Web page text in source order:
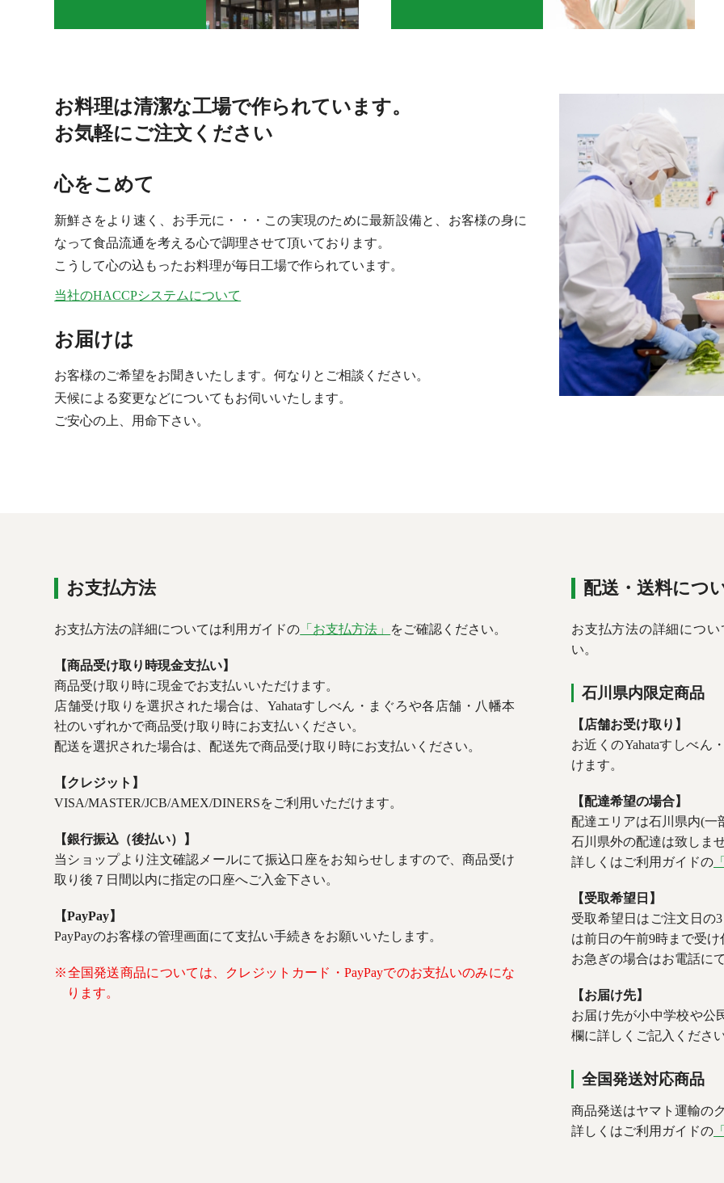
お料理は清潔な工場で作られています。
お気軽にご注文ください
心をこめて
新鮮さをより速く、お手元に・・・この実現のために最新設備と、お客様の身に
なって食品流通を考える心で調理させて頂いております。
こうして心の込もったお料理が毎日工場で作られています。
当社のHACCPシステムについて
お届けは
お客様のご希望をお聞きいたします。何なりとご相談ください。
天候による変更などについてもお伺いいたします。
ご安心の上、用命下さい。
お支払方法
お支払方法の詳細については利用ガイドの 「お支払方法」 をご確認ください。
【商品受け取り時現金支払い】
商品受け取り時に現金でお支払いいただけます。
店舗受け取りを選択された場合は、Yahataすしべん・まぐろや各店舗・八幡本
社のいずれかで商品受け取り時にお支払いください。
配送を選択された場合は、配送先で商品受け取り時にお支払いください。
【クレジット】
VISA/MASTER/JCB/AMEX/DINERSをご利用いただけます。
【銀行振込（後払い）】
当ショップより注文確認メールにて振込口座をお知らせしますので、商品受け
取り後７日間以内に指定の口座へご入金下さい。
【PayPay】
PayPayのお客様の管理画面にて支払い手続きをお願いいたします。
※全国発送商品については、クレジットカード・PayPayでのお支払いのみにな
ります。
配送・送料につ
お支払方法の詳細につ
い。
石川県内限定商品
【店舗お受け取り】
お近くのYahataすしべん
けます。
【配達希望の場合】
配達エリアは石川県内(一
石川県外の配達は致しませ
詳しくはご利用ガイドの
【受取希望日】
受取希望日はご注文日の
は前日の午前9時まで受け
お急ぎの場合はお電話に
【お届け先】
お届け先が小中学校や公
欄に詳しくご記入ください
全国発送対応商品
商品発送はヤマト運輸の
詳しくはご利用ガイドの